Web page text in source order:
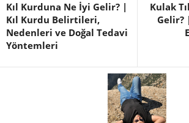
Kıl Kurduna Ne İyi Gelir? |
Kıl Kurdu Belirtileri,
Nedenleri ve Doğal Tedavi
Yöntemleri
Kulak
Gelir?